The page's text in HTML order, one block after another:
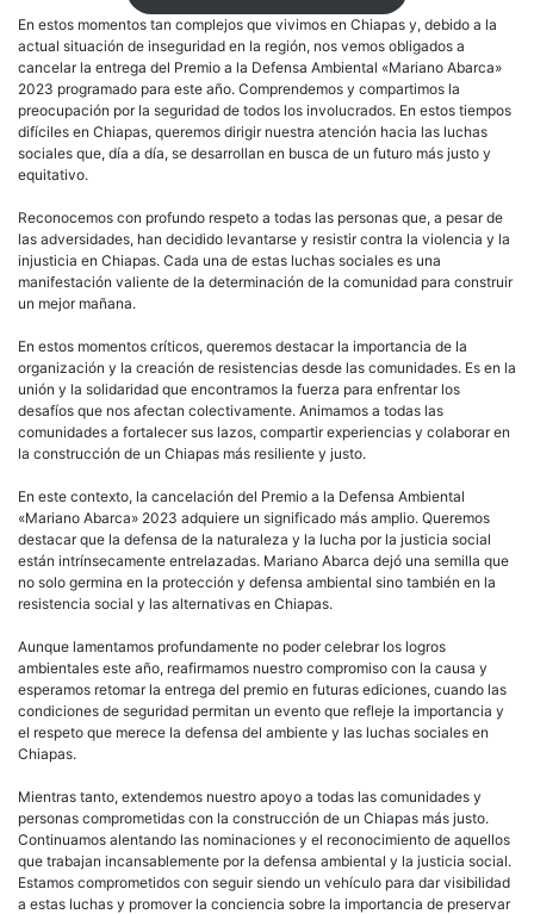
En estos momentos tan complejos que vivimos en Chiapas y, debido a la
actual situación de inseguridad en la región, nos vemos obligados a
cancelar la entrega del Premio a la Defensa Ambiental «Mariano Abarca»
2023 programado para este año. Comprendemos y compartimos la
preocupación por la seguridad de todos los involucrados. En estos tiempos
difíciles en Chiapas, queremos dirigir nuestra atención hacia las luchas
sociales que, día a día, se desarrollan en busca de un futuro más justo y
equitativo.
Reconocemos con profundo respeto a todas las personas que, a pesar de
las adversidades, han decidido levantarse y resistir contra la violencia y la
injusticia en Chiapas. Cada una de estas luchas sociales es una
manifestación valiente de la determinación de la comunidad para construir
un mejor mañana.
En estos momentos críticos, queremos destacar la importancia de la
organización y la creación de resistencias desde las comunidades. Es en la
unión y la solidaridad que encontramos la fuerza para enfrentar los
desafíos que nos afectan colectivamente. Animamos a todas las
comunidades a fortalecer sus lazos, compartir experiencias y colaborar en
la construcción de un Chiapas más resiliente y justo.
En este contexto, la cancelación del Premio a la Defensa Ambiental
«Mariano Abarca» 2023 adquiere un significado más amplio. Queremos
destacar que la defensa de la naturaleza y la lucha por la justicia social
están intrínsecamente entrelazadas. Mariano Abarca dejó una semilla que
no solo germina en la protección y defensa ambiental sino también en la
resistencia social y las alternativas en Chiapas.
Aunque lamentamos profundamente no poder celebrar los logros
ambientales este año, reafirmamos nuestro compromiso con la causa y
esperamos retomar la entrega del premio en futuras ediciones, cuando las
condiciones de seguridad permitan un evento que refleje la importancia y
el respeto que merece la defensa del ambiente y las luchas sociales en
Chiapas.
Mientras tanto, extendemos nuestro apoyo a todas las comunidades y
personas comprometidas con la construcción de un Chiapas más justo.
Continuamos alentando las nominaciones y el reconocimiento de aquellos
que trabajan incansablemente por la defensa ambiental y la justicia social.
Estamos comprometidos con seguir siendo un vehículo para dar visibilidad
a estas luchas y promover la conciencia sobre la importancia de preservar